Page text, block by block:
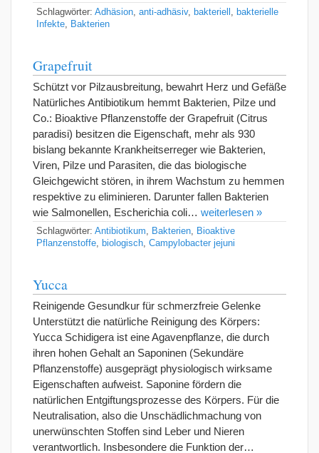
Schlagwörter: Adhäsion anti-adhäsiv, bakteriell
bakterielle
Infekte
Bakterien
Grapefruit
Schützt vor Pilzausbreitung, bewahrt Herz und Gefäße
Natürliches Antibiotikum hemmt Bakterien, Pilze und
Co.: Bioaktive Pflanzenstoffe der Grapefruit (Citrus
paradisi) besitzen die Eigenschaft, mehr als 930
bislang bekannte Krankheitserreger wie Bakterien,
Viren, Pilze und Parasiten, die das biologische
Gleichgewicht stören, in ihrem Wachstum zu hemmen
respektive zu eliminieren. Darunter fallen Bakterien
wie Salmonellen, Escherichia coli… weiterlesen »
Schlagwörter: Antibiotikum Bakterien
Bioaktive
Pflanzenstoffe
biologisch Campylobacter jejuni
Yucca
Reinigende Gesundkur für schmerzfreie Gelenke
Unterstützt die natürliche Reinigung des Körpers:
Yucca Schidigera ist eine Agavenpflanze, die durch
ihren hohen Gehalt an Saponinen (Sekundäre
Pflanzenstoffe) ausgeprägt physiologisch wirksame
Eigenschaften aufweist. Saponine fördern die
natürlichen Entgiftungsprozesse des Körpers. Für die
Neutralisation, also die Unschädlichmachung von
unerwünschten Stoffen sind Leber und Nieren
verantwortlich. Insbesondere die Funktion der…